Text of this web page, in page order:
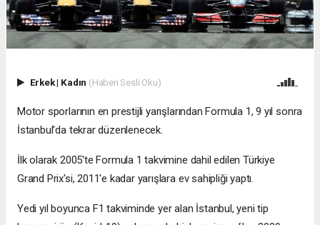
Erkek| Kadın (Haberi Sesli Oku)
Motor sporlarının en prestijli yarışlarından Formula 1, 9 yıl sonra
İstanbul'da tekrar düzenlenecek.
İlk olarak 2005'te Formula 1 takvimine dahil edilen Türkiye
Grand Prix'si, 2011'e kadar yarışlara ev sahipliği yaptı.
Yedi yıl boyunca F1 takviminde yer alan İstanbul, yeni tip